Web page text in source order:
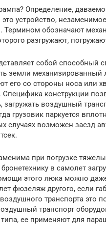
Определение,
это устройство,
Термином обозначают
разгружают,
собой способный
земли механизированный
его со стороны носа или
конструкции
загружать воздушный
грузовик паркуется
случаях возможен заезд
при погрузке
бронетехнику в самолет
этого люка можно даже
фюзеляж другого, если
транспорта это
транспорт
ее применяют для